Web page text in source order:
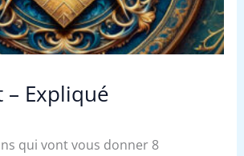
– Expliqué
qui vont vous donner 8